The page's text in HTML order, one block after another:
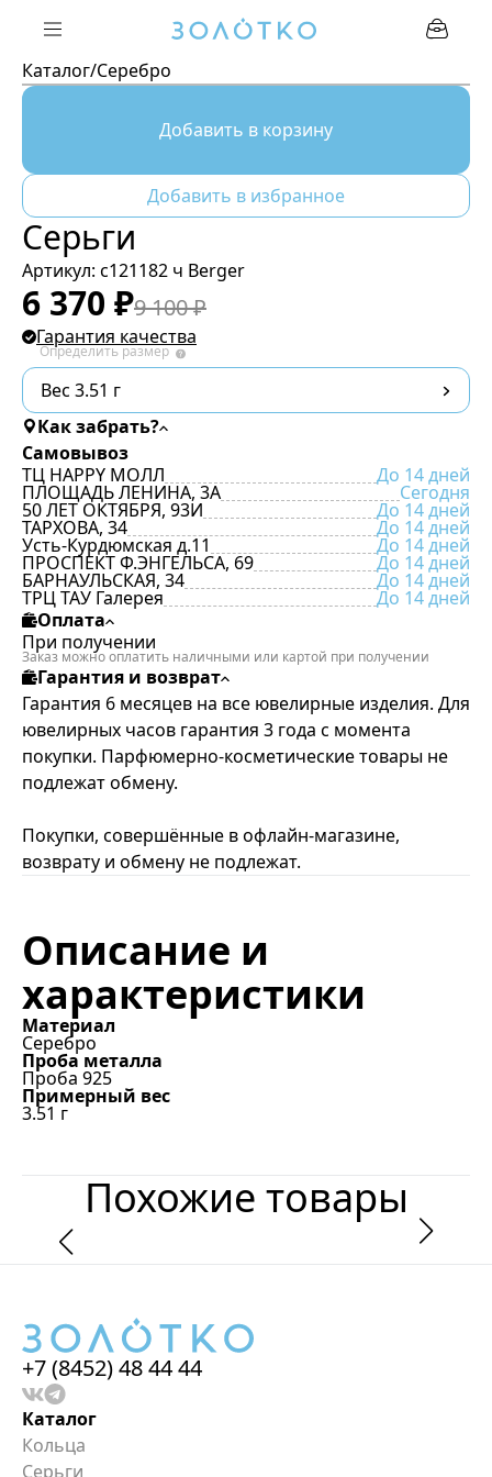
Каталог/Серебро
Серьги
Артикул: с121182 ч Berger
6 370 ₽9 100₽
Гарантия качества
Вес 3.51 г
Определить размер
Добавить в корзину
Добавить в избранное
Как забрать?
Самовывоз
ТЦ HAPPY МОЛЛ
До 14 дней
ПЛОЩАДЬ ЛЕНИНА, 3А Сегодня
50 ЛЕТ ОКТЯБРЯ, 93И До 14 дней
ТАРХОВА, 34 До 14 дней
Усть-Курдюмская д.11 До 14 дней
ПРОСПЕКТ Ф.ЭНГЕЛЬСА, 69 До 14 дней
БАРНАУЛЬСКАЯ, 34 До 14 дней
ТРЦ ТАУ Галерея
До 14 дней
Оплата
При получении
Заказ можно оплатить наличными или картой при получении
Гарантия и возврат
Гарантия 6 месяцев на все ювелирные изделия. Для
ювелирных часов гарантия 3 года с момента
покупки. Парфюмерно-косметические товары не
подлежат обмену.
Покупки, совершённые в офлайн-магазине,
возврату и обмену не подлежат.
Описание и
характеристики
Материал
Серебро
Проба металла
Проба 925
Примерный вес
3.51 г
Похожие товары
+7 (8452) 48 44 44
Каталог
Кольца
Серьги